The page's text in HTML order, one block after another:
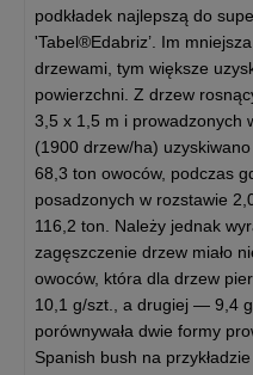
podkładek najlepszą do
'Tabel®Edabriz’. Im
drzewami, tym większe
powierzchni. Z drzew
3,5 x 1,5 m i prowadzonych
(1900 drzew/ha)
68,3 ton owoców, podczas
posadzonych w rozstawie
116,2 ton. Należy jednak
zagęszczenie drzew miało
owoców, która dla drzew
10,1 g/szt., a drugiej — 9,4
porównywała dwie formy
Spanish bush na